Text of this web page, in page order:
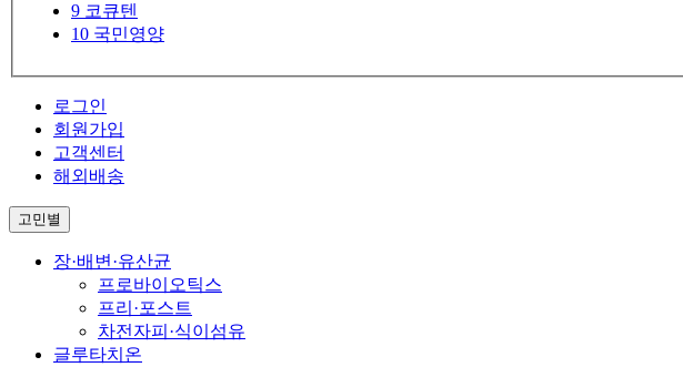
9 코큐텐
10 국민영양
로그인
회원가입
고객센터
해외배송
고민별
장·배변·유산균
프로바이오틱스
프리·포스트
차전자피·식이섬유
글루타치온